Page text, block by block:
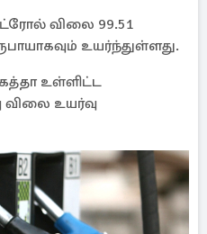
விலை 99.51
உயர்ந்துள்ளது.
உள்ளிட்ட
உயர்வு